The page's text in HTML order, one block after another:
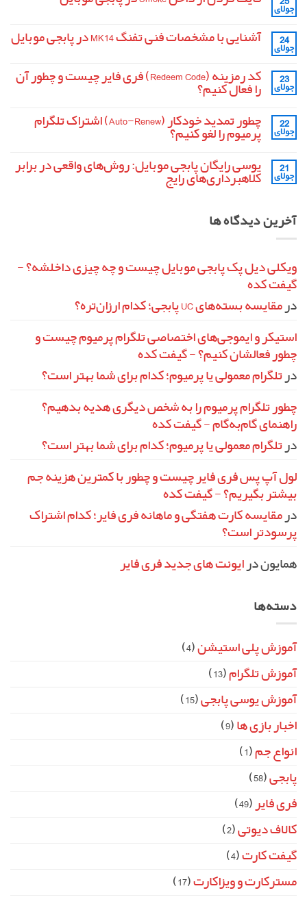
جولای
برای
فایت
Smoke
در
پابجی
ثبت
نشده 24
جولای
آشنایی با مشخصات فنی تفنگ MK14 در پابجی موبایل
برای
آشنایی
با
مشخصات
تفنگ
MK14
در
پابجی
ثبت
نشده 23
جولای
کد رمزینه (Redeem Code) فری فایر چیست و چطور آن
را فعال کنیم؟
برای
کد
رمزینه
فری
فایر
چیست
را
فعال
ثبت
نشده 22
جولای
چطور تمدید خودکار (Auto-Renew) اشتراک تلگرام
پرمیوم را لغو کنیم؟
برای
چطور
تمدید
اشتراک
تلگرام
کنیم؟
ثبت
نشده 21
جولای
یوسی رایگان پابجی موبایل: روش‌های واقعی در برابر
کلاهبرداری‌های رایج
یوسی
رایگان
واقعی
در
برابر
کلاهبرداری‌های
نشده
آخرین دیدگاه ها
ویکلی دیل پک پابجی موبایل چیست و چه چیزی داخلشه؟ -
گیفت کده
در مقایسه بسته‌های UC پابجی؛ کدام ارزان‌تره؟
استیکر و ایموجی‌های اختصاصی تلگرام پرمیوم چیست و
چطور فعالشان کنیم؟ - گیفت کده
در تلگرام معمولی یا پرمیوم؛ کدام برای شما بهتر است؟
چطور تلگرام پرمیوم را به شخص دیگری هدیه بدهیم؟
راهنمای گام‌به‌گام - گیفت کده
در تلگرام معمولی یا پرمیوم؛ کدام برای شما بهتر است؟
لول آپ پس فری فایر چیست و چطور با کمترین هزینه جم
بیشتر بگیریم؟ - گیفت کده
در مقایسه کارت هفتگی و ماهانه فری فایر؛ کدام اشتراک
پرسودتر است؟
همایوندر ایونت‌ های جدید فری فایر
دسته‌ها
آموزش پلی استیشن(4)
آموزش تلگرام(13)
آموزش یوسی پابجی(15)
اخبار بازی ها(9)
انواع جم(1)
پابجی(58)
فری فایر(49)
کالاف دیوتی(2)
گیفت کارت(4)
مسترکارت و ویزاکارت(17)